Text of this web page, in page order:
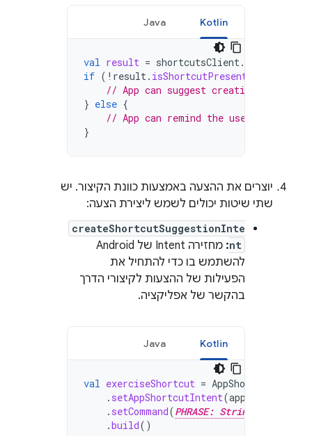
Kotlin
Java
val result = shortcutsClient.
if ( ! result. isShortcutPresent
// App can suggest creating a
} else {
// App can remind the user that
}
יוצרים את ההצעה באמצעות כוונת הקיצור. יש
שתי שיטות יכולים לשמש ליצירת הצעה:
createShortcutSuggestionInte
nt
:
מחזירה Intent של Android
להשתמש בו כדי להתחיל את
הפעילות של ההצעות לקיצורי הדרך
בהקשר של אפליקציה.
Kotlin
Java
val exerciseShortcut =
. setAppShortcutIntent(
. setCommand(PHRASE: String
.build()